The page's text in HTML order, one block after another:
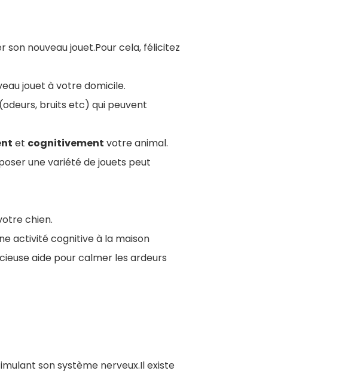
son nouveau jouet.Pour cela, félicitez
jouet à votre domicile.
bruits etc) qui peuvent
et cognitivement votre animal.
une variété de jouets peut
chien.
activité cognitive à la maison
aide pour calmer les ardeurs
son système nerveux.Il existe